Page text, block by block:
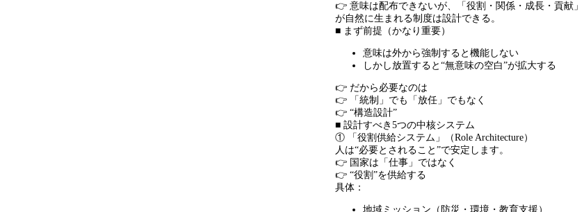
👉 意味は配布できないが、「役割・関係・成長・貢献」
が自然に生まれる制度は設計できる。
■ まず前提（かなり重要）
意味は外から強制すると機能しない
しかし放置すると “無意味の空白”が拡大する
👉 だから必要なのは
👉 「統制」でも「放任」でもなく
👉 “構造設計”
■ 設計すべき 5つの中核システム
① 「役割供給システム」（Role Architecture）
人は“必要とされること ”で安定します。
👉 国家は「仕事」ではなく
👉 “役割 ”を供給する
具体：
地域ミッション（防災・環境・教育支援）